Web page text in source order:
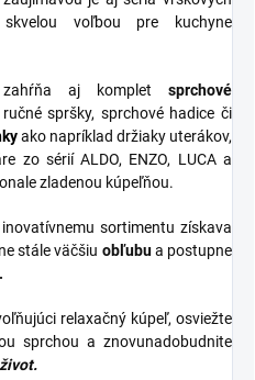
voľbou pre kuchyne
zahŕňa aj komplet sprchové
spršky, sprchové hadice či
ako napríklad držiaky uterákov,
zo sérií ALDO, ENZO, LUCA a
zladenou kúpeľňou.
sortimentu získava
stále väčšiu obľubua postupne
relaxačný kúpeľ, osviežte
sprchou a znovunadobudnite